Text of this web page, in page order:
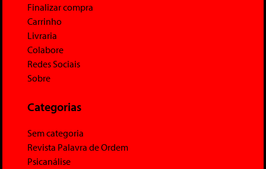
Finalizar compra
Carrinho
Livraria
Colabore
Redes Sociais
Sobre
Categorias
Sem categoria
Revista Palavra de Ordem
Psicanálise